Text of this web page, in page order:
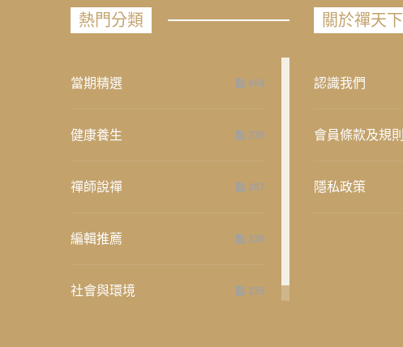
熱門分類
當期精選 658
健康養生 276
禪師說禪 267
編輯推薦 236
社會與環境 235
關於禪天下
認識我們
會員條款及規則
隱私政策